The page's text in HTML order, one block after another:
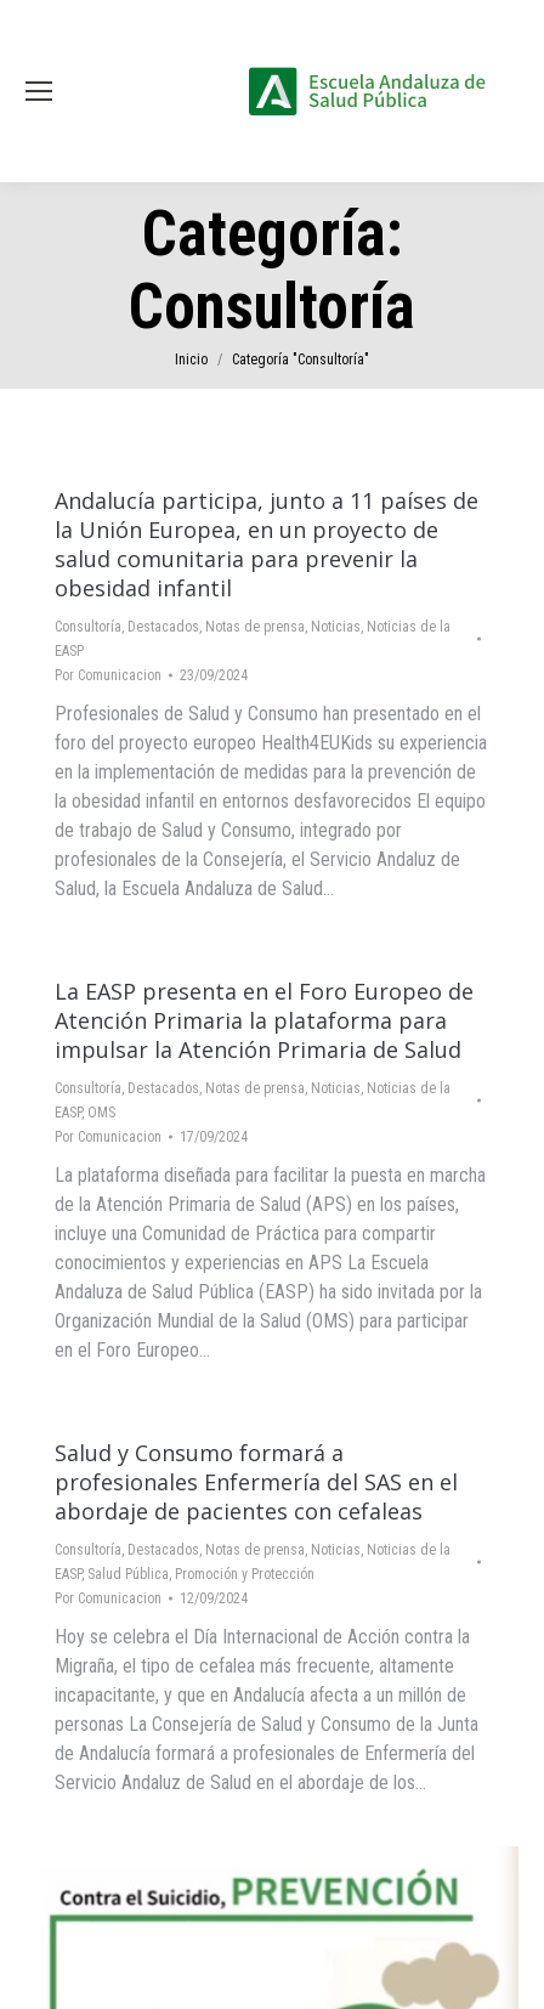
Categoría:
Consultoría
Estás aquí:
Inicio Categoría "Consultoría"
Andalucía participa, junto a 11 países de
la Unión Europea, en un proyecto de
salud comunitaria para prevenir la
obesidad infantil
Consultoría, Destacados, Notas de prensa, Noticias, Noticias de la
EASP
Por Comunicacion 23/09/2024
Profesionales de Salud y Consumo han presentado en el
foro del proyecto europeo Health4EUKids su experiencia
en la implementación de medidas para la prevención de
la obesidad infantil en entornos desfavorecidos El equipo
de trabajo de Salud y Consumo, integrado por
profesionales de la Consejería, el Servicio Andaluz de
Salud, la Escuela Andaluza de Salud…
La EASP presenta en el Foro Europeo de
Atención Primaria la plataforma para
impulsar la Atención Primaria de Salud
Consultoría, Destacados, Notas de prensa, Noticias, Noticias de la
EASP, OMS
Por Comunicacion 17/09/2024
La plataforma diseñada para facilitar la puesta en marcha
de la Atención Primaria de Salud (APS) en los países,
incluye una Comunidad de Práctica para compartir
conocimientos y experiencias en APS La Escuela
Andaluza de Salud Pública (EASP) ha sido invitada por la
Organización Mundial de la Salud (OMS) para participar
en el Foro Europeo…
Salud y Consumo formará a
profesionales Enfermería del SAS en el
abordaje de pacientes con cefaleas
Consultoría, Destacados, Notas de prensa, Noticias, Noticias de la
EASP, Salud Pública, Promoción y Protección
Por Comunicacion 12/09/2024
Hoy se celebra el Día Internacional de Acción contra la
Migraña, el tipo de cefalea más frecuente, altamente
incapacitante, y que en Andalucía afecta a un millón de
personas La Consejería de Salud y Consumo de la Junta
de Andalucía formará a profesionales de Enfermería del
Servicio Andaluz de Salud en el abordaje de los…